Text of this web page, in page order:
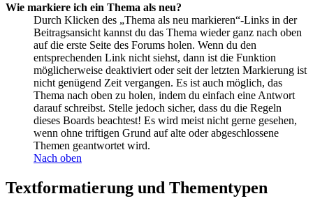
Wie markiere ich ein Thema als neu?
Durch Klicken des „Thema als neu markieren“-Links in der
Beitragsansicht kannst du das Thema wieder ganz nach oben
auf die erste Seite des Forums holen. Wenn du den
entsprechenden Link nicht siehst, dann ist die Funktion
möglicherweise deaktiviert oder seit der letzten Markierung ist
nicht genügend Zeit vergangen. Es ist auch möglich, das
Thema nach oben zu holen, indem du einfach eine Antwort
darauf schreibst. Stelle jedoch sicher, dass du die Regeln
dieses Boards beachtest! Es wird meist nicht gerne gesehen,
wenn ohne triftigen Grund auf alte oder abgeschlossene
Themen geantwortet wird.
Nach oben
Textformatierung und Thementypen